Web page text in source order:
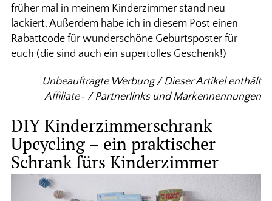
früher mal in meinem Kinderzimmer stand neu
lackiert. Außerdem habe ich in diesem Post einen
Rabattcode für wunderschöne Geburtsposter für
euch (die sind auch ein supertolles Geschenk!)
Unbeauftragte Werbung / Dieser Artikel enthält
Affiliate- / Partnerlinks und Markennennungen
DIY Kinderzimmerschrank
Upcycling – ein praktischer
Schrank fürs Kinderzimmer